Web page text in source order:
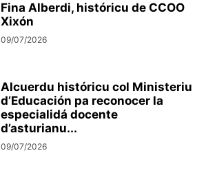
Fina Alberdi, históricu de CCOO
Xixón
09/07/2026
Alcuerdu históricu col Ministeriu
d’Educación pa reconocer la
especialidá docente
d’asturianu...
09/07/2026